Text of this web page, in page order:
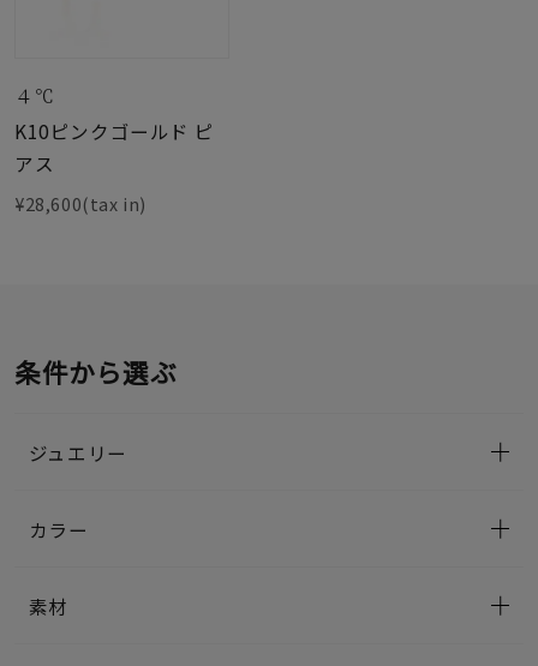
４℃
K10ピンクゴールド ピ
アス
¥28,600(tax in)
条件から選ぶ
ジュエリー
カラー
素材